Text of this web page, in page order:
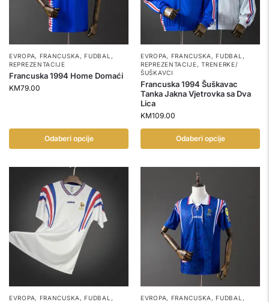
EVROPA, FRANCUSKA ,FUDBAL ,
REPREZENTACIJE
Francuska 1994 Home Domaći
KM79.00
Odaberi opcije
EVROPA, FRANCUSKA ,FUDBAL ,
REPREZENTACIJE,TRENERKE/
ŠUŠKAVCI
Francuska 1994 Šuškavac
Tanka Jakna Vjetrovka sa Dva
Lica
KM109.00
Odaberi opcije
EVROPA, FRANCUSKA ,FUDBAL ,
EVROPA, FRANCUSKA ,FUDBAL ,